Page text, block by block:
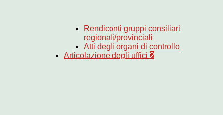
Rendiconti gruppi consiliari
regionali/provinciali
Atti degli organi di controllo
Articolazione degli uffici 2